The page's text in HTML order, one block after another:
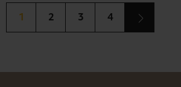
1 2 3 4